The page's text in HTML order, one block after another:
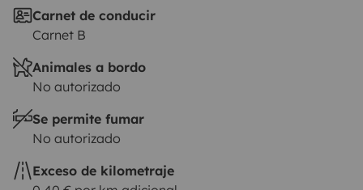
Carnet de conducir
Carnet B
Animales a bordo
No autorizado
Se permite fumar
No autorizado
Exceso de kilometraje